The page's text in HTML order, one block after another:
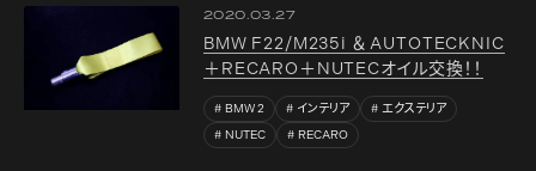
2020.03.27
BMW F22/M235i ＆ AUTOTECKNIC
＋RECARO＋NUTECオイル交換！！
BMW 2 インテリア
エクステリア
NUTEC
RECARO